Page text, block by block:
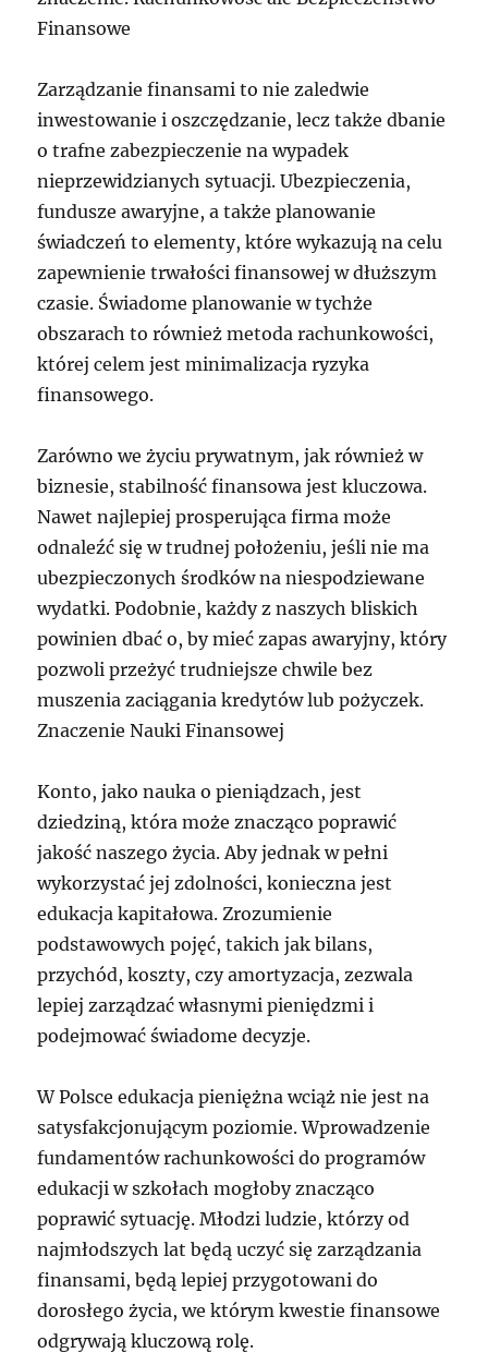
Finansowe
Zarządzanie finansami to nie zaledwie
inwestowanie i oszczędzanie, lecz także dbanie
o trafne zabezpieczenie na wypadek
nieprzewidzianych sytuacji. Ubezpieczenia,
fundusze awaryjne, a także planowanie
świadczeń to elementy, które wykazują na celu
zapewnienie trwałości finansowej w dłuższym
czasie. Świadome planowanie w tychże
obszarach to również metoda rachunkowości,
której celem jest minimalizacja ryzyka
finansowego.
Zarówno we życiu prywatnym, jak również w
biznesie, stabilność finansowa jest kluczowa.
Nawet najlepiej prosperująca firma może
odnaleźć się w trudnej położeniu, jeśli nie ma
ubezpieczonych środków na niespodziewane
wydatki. Podobnie, każdy z naszych bliskich
powinien dbać o, by mieć zapas awaryjny, który
pozwoli przeżyć trudniejsze chwile bez
muszenia zaciągania kredytów lub pożyczek.
Znaczenie Nauki Finansowej
Konto, jako nauka o pieniądzach, jest
dziedziną, która może znacząco poprawić
jakość naszego życia. Aby jednak w pełni
wykorzystać jej zdolności, konieczna jest
edukacja kapitałowa. Zrozumienie
podstawowych pojęć, takich jak bilans,
przychód, koszty, czy amortyzacja, zezwala
lepiej zarządzać własnymi pieniędzmi i
podejmować świadome decyzje.
W Polsce edukacja pieniężna wciąż nie jest na
satysfakcjonującym poziomie. Wprowadzenie
fundamentów rachunkowości do programów
edukacji w szkołach mogłoby znacząco
poprawić sytuację. Młodzi ludzie, którzy od
najmłodszych lat będą uczyć się zarządzania
finansami, będą lepiej przygotowani do
dorosłego życia, we którym kwestie finansowe
odgrywają kluczową rolę.